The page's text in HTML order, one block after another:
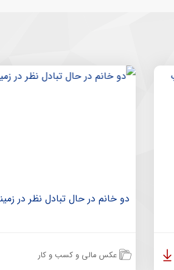
دو خانم در حال تبادل نظر در
عکس مالی و کسب و کار